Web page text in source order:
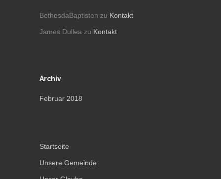
BethesdaBaptisten zu Kontakt
James Dullea zu Kontakt
Archiv
Februar 2018
Startseite
Unsere Gemeinde